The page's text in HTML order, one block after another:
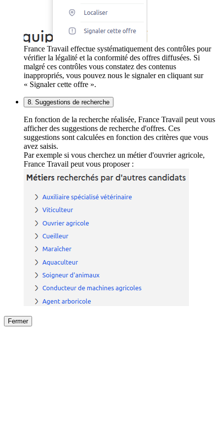
France Travail effectue systématiquement des contrôles pour
vérifier la légalité et la conformité des offres diffusées. Si
malgré ces contrôles vous constatez des contenus
inappropriés, vous pouvez nous le signaler en cliquant sur
« Signaler cette offre ».
8. Suggestions de recherche
En fonction de la recherche réalisée, France Travail peut vous
afficher des suggestions de recherche d'offres. Ces
suggestions sont calculées en fonction des critères que vous
avez saisis.
Par exemple si vous cherchez un métier d'ouvrier agricole,
France Travail peut vous proposer :
Fermer